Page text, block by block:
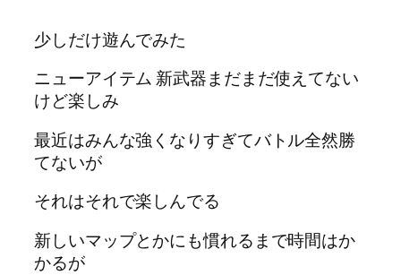
少しだけ遊んでみた
ニューアイテム 新武器まだまだ使えてない
けど楽しみ
最近はみんな強くなりすぎてバトル全然勝
てないが
それはそれで楽しんでる
新しいマップとかにも慣れるまで時間はか
かるが